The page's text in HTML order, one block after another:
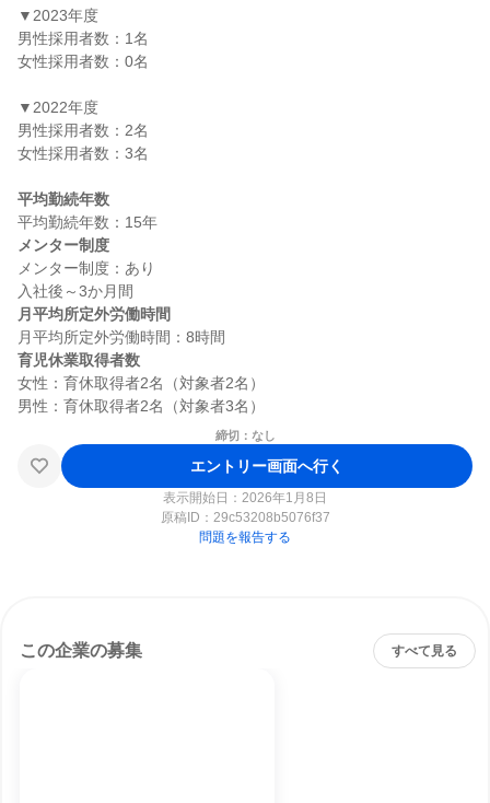
▼2023年度
男性採用者数：1名
女性採用者数：0名
▼2022年度
男性採用者数：2名
女性採用者数：3名
平均勤続年数
メンター制度
メンター制度：あり
月平均所定外労働時間
育児休業取得者数
女性：育休取得者2名（対象者2名）
締切：なし
エントリー画面へ行く
表示開始日：2026年1月8日
原稿ID： 29c53208b5076f37
問題を報告する
この企業の募集 すべて見る